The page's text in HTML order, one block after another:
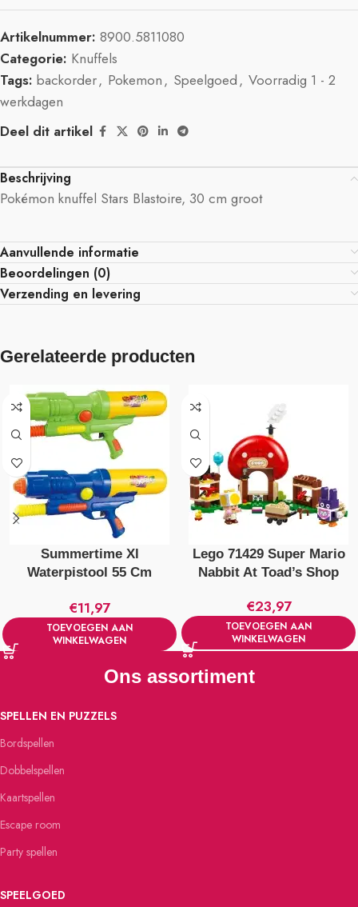
Artikelnummer: 8900.5811080
Categorie: Knuffels
Tags: backorder, Pokemon, Speelgoed, Voorradig 1 - 2
werkdagen
Deel dit artikel
Beschrijving
Pokémon knuffel Stars Blastoire, 30 cm groot
Aanvullende informatie
Beoordelingen (0)
Verzending en levering
Gerelateerde producten
Summertime Xl
Waterpistool 55 Cm
€11,97
TOEVOEGEN AAN
WINKELWAGEN
Lego 71429 Super Mario
Nabbit At Toad’s Shop
€23,97
TOEVOEGEN AAN
WINKELWAGEN
Ons assortiment
SPELLEN EN PUZZELS
Bordspellen
Dobbelspellen
Kaartspellen
Escape room
Party spellen
SPEELGOED